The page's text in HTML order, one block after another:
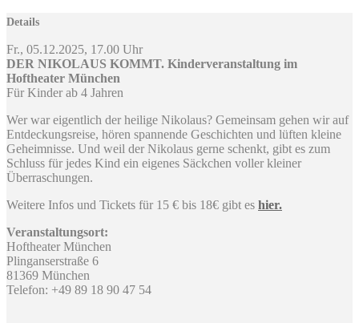
Details
Fr., 05.12.2025, 17.00 Uhr
DER NIKOLAUS KOMMT. Kinderveranstaltung im
Hoftheater München
Für Kinder ab 4 Jahren
Wer war eigentlich der heilige Nikolaus? Gemeinsam gehen wir auf
Entdeckungsreise, hören spannende Geschichten und lüften kleine
Geheimnisse. Und weil der Nikolaus gerne schenkt, gibt es zum
Schluss für jedes Kind ein eigenes Säckchen voller kleiner
Überraschungen.
Weitere Infos und Tickets für 15 € bis 18€ gibt es hier.
Veranstaltungsort:
Hoftheater München
Plinganserstraße 6
81369 München
Telefon: +49 89 18 90 47 54